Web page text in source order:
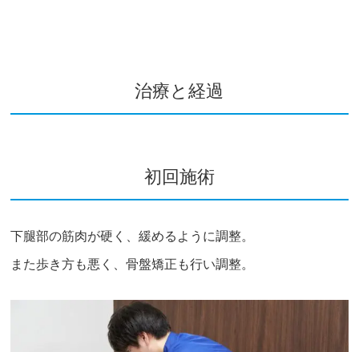
治療と経過
初回施術
下腿部の筋肉が硬く、緩めるように調整。
また歩き方も悪く、骨盤矯正も行い調整。